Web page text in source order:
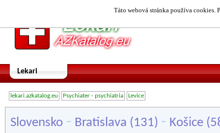
Táto webová stránka používa cookies.
Lekari
lekari.azkatalog.eu Psychiater - psychiatria Levice
Slovensko - Bratislava (131) - Košice